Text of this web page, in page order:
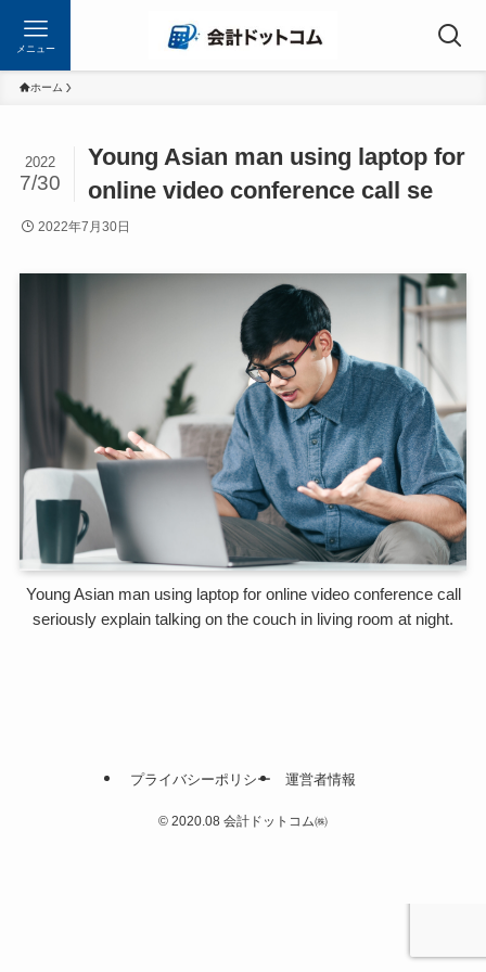
メニュー
ホーム
Young Asian man using laptop for
online video conference call se
2022
7/30
2022年7月30日
Young Asian man using laptop for online video conference call
seriously explain talking on the couch in living room at night.
プライバシーポリシー 運営者情報
© 2020.08 会計ドットコム㈱